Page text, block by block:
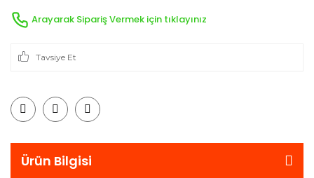
Arayarak Sipariş Vermek için tıklayınız
Tavsiye Et
Ürün Bilgisi